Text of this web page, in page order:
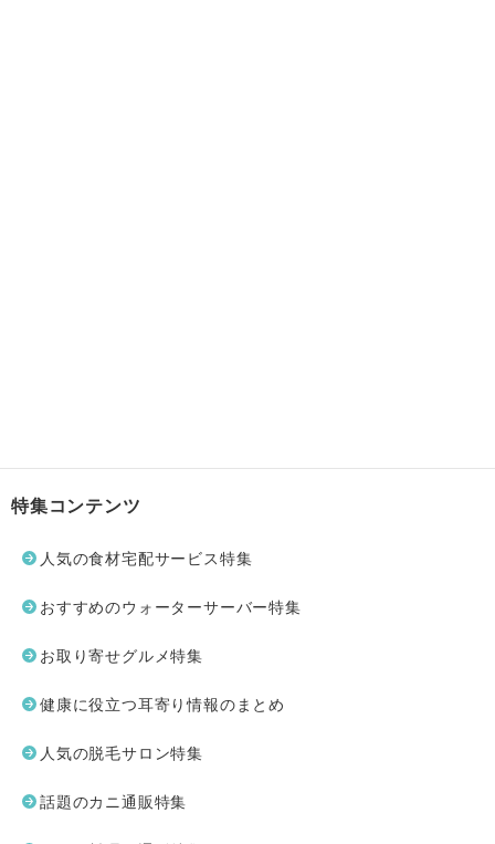
特集コンテンツ
人気の食材宅配サービス特集
おすすめのウォーターサーバー特集
お取り寄せグルメ特集
健康に役立つ耳寄り情報のまとめ
人気の脱毛サロン特集
話題のカニ通販特集